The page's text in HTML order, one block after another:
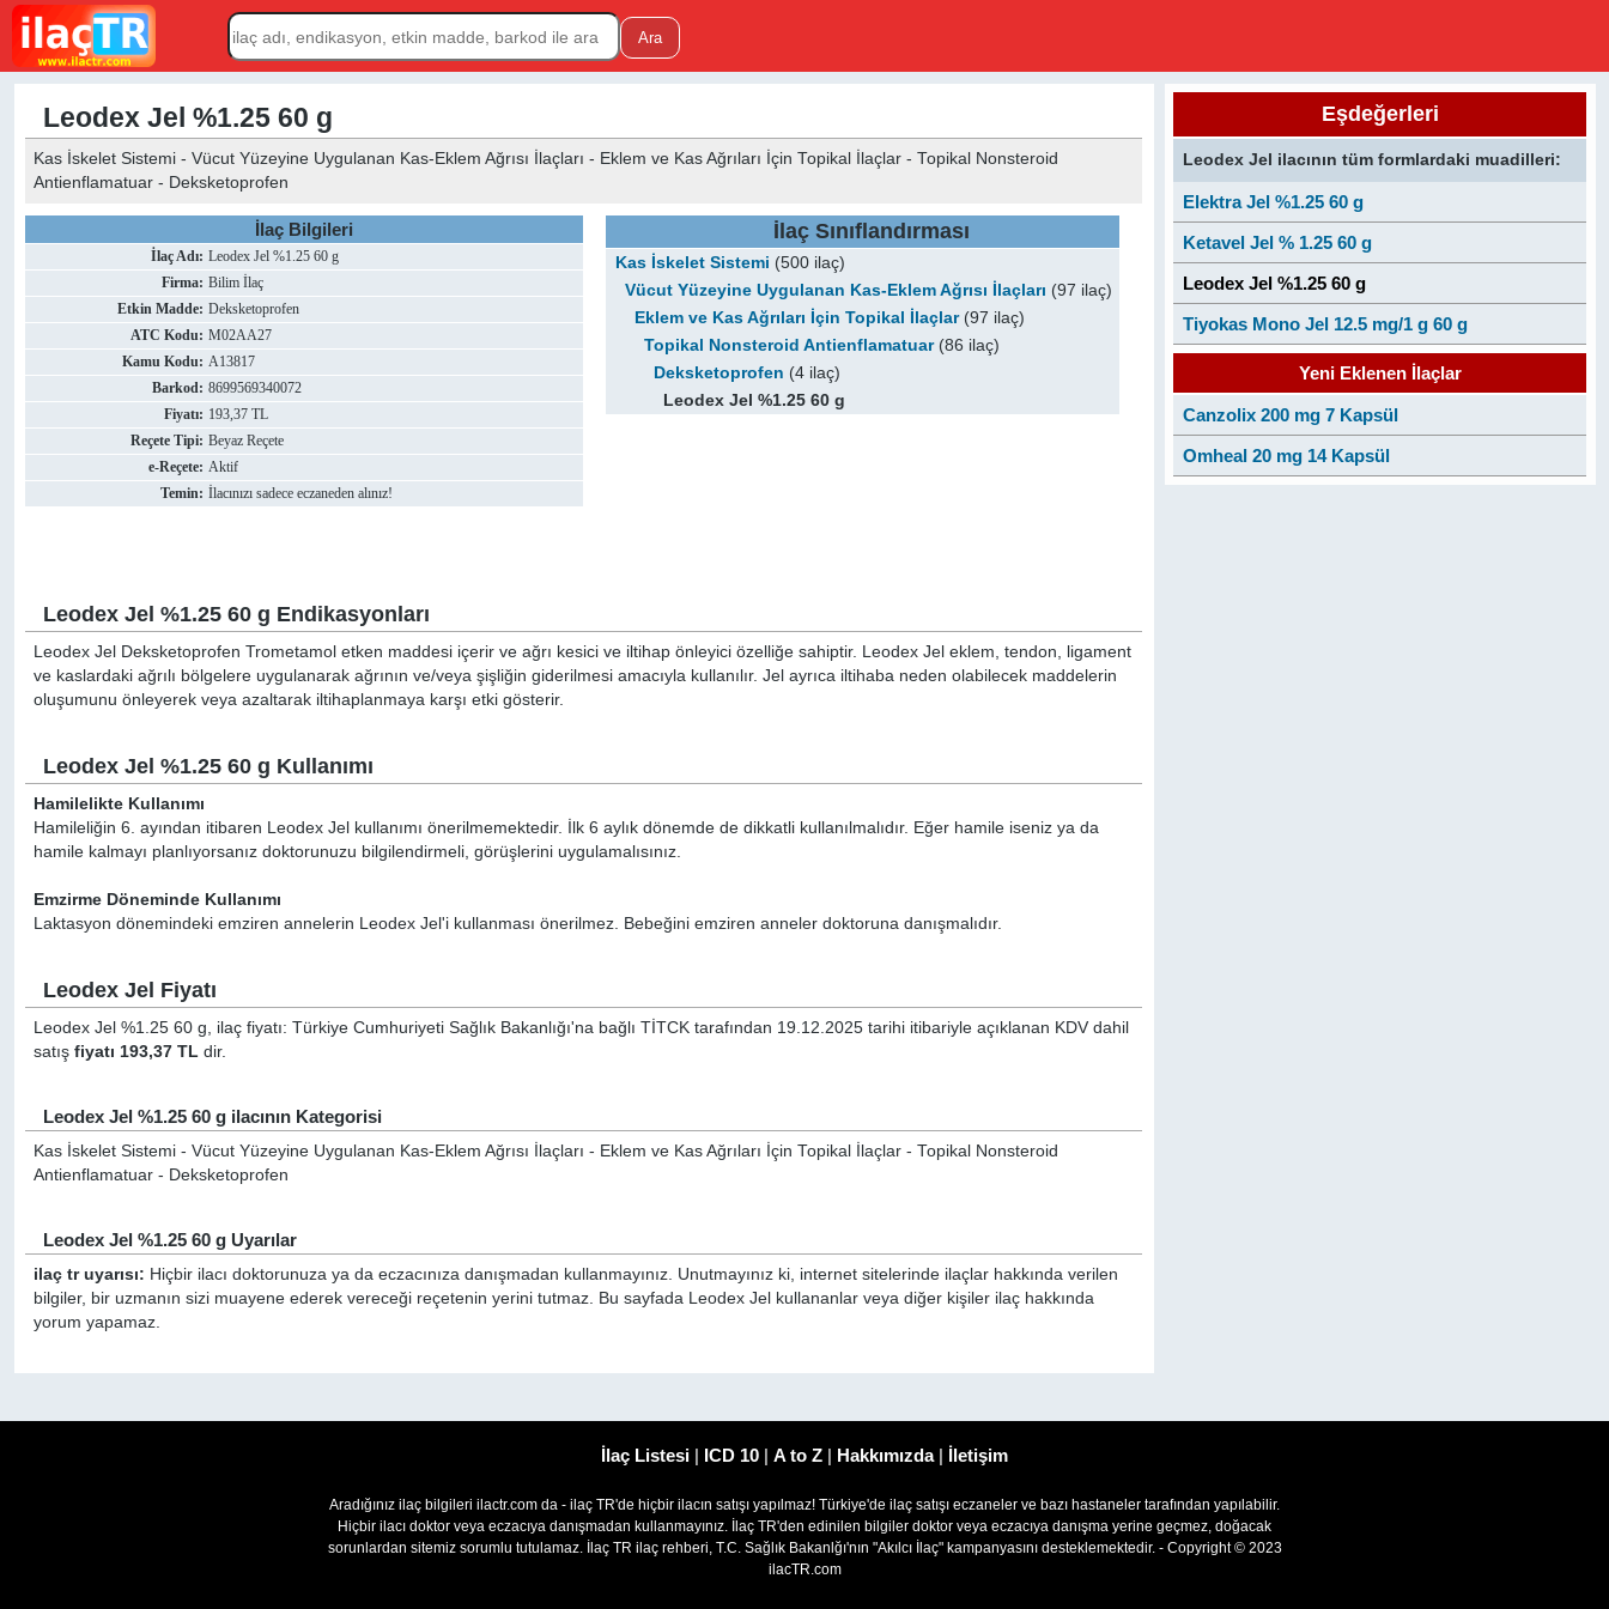
Leodex Jel %1.25 60 g
Kas İskelet Sistemi - Vücut Yüzeyine Uygulanan Kas-Eklem Ağrısı İlaçları - Eklem ve Kas Ağrıları İçin Topikal İlaçlar - Topikal Nonsteroid
Antienflamatuar - Deksketoprofen
İlaç Bilgileri
İlaç Adı: Leodex Jel %1.25 60 g
Firma: Bilim İlaç
Etkin Madde: Deksketoprofen
ATC Kodu: M02AA27
Kamu Kodu: A13817
Barkod: 8699569340072
Fiyatı: 193,37 TL
Reçete Tipi: Beyaz Reçete
e-Reçete: Aktif
Temin: İlacınızı sadece eczaneden alınız!
İlaç Sınıflandırması
Kas İskelet Sistemi (500 ilaç)
Vücut Yüzeyine Uygulanan Kas-Eklem Ağrısı İlaçları (97 ilaç)
Eklem ve Kas Ağrıları İçin Topikal İlaçlar(97 ilaç)
Topikal Nonsteroid Antienflamatuar(86 ilaç)
Deksketoprofen (4 ilaç)
Leodex Jel %1.25 60 g
Leodex Jel %1.25 60 g Endikasyonları
Leodex Jel Deksketoprofen Trometamol etken maddesi içerir ve ağrı kesici ve iltihap önleyici özelliğe sahiptir. Leodex Jel eklem, tendon, ligament
ve kaslardaki ağrılı bölgelere uygulanarak ağrının ve/veya şişliğin giderilmesi amacıyla kullanılır. Jel ayrıca iltihaba neden olabilecek maddelerin
oluşumunu önleyerek veya azaltarak iltihaplanmaya karşı etki gösterir.
Leodex Jel %1.25 60 g Kullanımı
Hamilelikte Kullanımı
Hamileliğin 6. ayından itibaren Leodex Jel kullanımı önerilmemektedir. İlk 6 aylık dönemde de dikkatli kullanılmalıdır. Eğer hamile iseniz ya da
hamile kalmayı planlıyorsanız doktorunuzu bilgilendirmeli, görüşlerini uygulamalısınız.
Emzirme Döneminde Kullanımı
Laktasyon dönemindeki emziren annelerin Leodex Jel'i kullanması önerilmez. Bebeğini emziren anneler doktoruna danışmalıdır.
Leodex Jel Fiyatı
Leodex Jel %1.25 60 g, ilaç fiyatı: Türkiye Cumhuriyeti Sağlık Bakanlığı'na bağlı TİTCK tarafından 19.12.2025 tarihi itibariyle açıklanan KDV dahil
satışfiyatı 193,37 TL dir.
Leodex Jel %1.25 60 g ilacının Kategorisi
Kas İskelet Sistemi - Vücut Yüzeyine Uygulanan Kas-Eklem Ağrısı İlaçları - Eklem ve Kas Ağrıları İçin Topikal İlaçlar - Topikal Nonsteroid
Antienflamatuar - Deksketoprofen
Leodex Jel %1.25 60 g Uyarılar
ilaç tr uyarısı: Hiçbir ilacı doktorunuza ya da eczacınıza danışmadan kullanmayınız. Unutmayınız ki, internet sitelerinde ilaçlar hakkında verilen
bilgiler, bir uzmanın sizi muayene ederek vereceği reçetenin yerini tutmaz. Bu sayfada Leodex Jel kullananlar veya diğer kişiler ilaç hakkında
yorum yapamaz.
Eşdeğerleri
Leodex Jel ilacının tüm formlardaki muadilleri:
Elektra Jel %1.25 60 g
Ketavel Jel % 1.25 60 g
Leodex Jel %1.25 60 g
Tiyokas Mono Jel 12.5 mg/1 g 60 g
Yeni Eklenen İlaçlar
Canzolix 200 mg 7 Kapsül
Omheal 20 mg 14 Kapsül
İlaç Listesi | ICD 10 | A to Z | Hakkımızda| İletişim
Aradığınız ilaç bilgileri ilactr.com da - ilaç TR'de hiçbir ilacın satışı yapılmaz! Türkiye'de ilaç satışı eczaneler ve bazı hastaneler tarafından yapılabilir.
Hiçbir ilacı doktor veya eczacıya danışmadan kullanmayınız. İlaç TR'den edinilen bilgiler doktor veya eczacıya danışma yerine geçmez, doğacak
sorunlardan sitemiz sorumlu tutulamaz. İlaç TR ilaç rehberi, T.C. Sağlık Bakanlğı'nın "Akılcı İlaç" kampanyasını desteklemektedir. - Copyright © 2023
ilacTR.com